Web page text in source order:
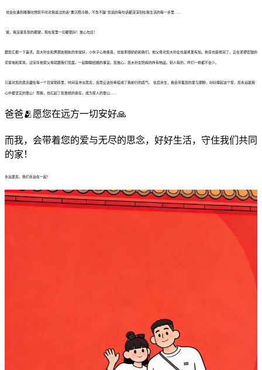
也会在遇到难事时想您平时对我说过的话“要沉稳冷静，不急不躁”您说的每句话都深深刻在我生活的每一步里……
爸，我没辜负您的期望，现在家里一切都很好！放心勿念！
跟您汇报一下喜讯，您大孙女和男朋友相处的非常好，小伙子心地善良，也挺孝顺奶奶和我们，他父母对您大孙女也是疼爱有加。新房也装修完了，正在紧锣密鼓的
买家电和家具，过完年他家父母就跟我们见面，一起聊聊结婚的事宜。您放心，您大孙女陪嫁的所有物品，别人有的，咋们一样都不会少。
只是对您的思念藏在每一个日常琐碎里，时间没冲淡思念，反而让这份牵挂成了我前行的底气。 往后余生，我会带着您的爱与期盼，好好撑起这个家，您永远是我
心中最坚实的靠山！而我，也扛起了您曾经的责任，成为家人的靠山……
爸爸🫂愿您在远方一切安好🙏
而我，会带着您的爱与无尽的思念，好好生活，守住我们共同
的家！
永远爱您，我们永远在一起！